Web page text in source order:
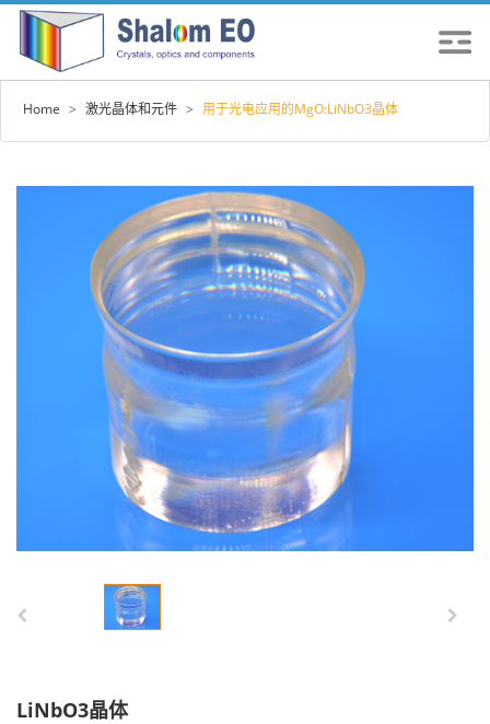
Home > 激光晶体和元件 > 用于光电应用的MgO:LiNbO3晶体
LiNbO3晶体